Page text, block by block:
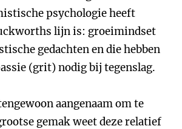
psychologie heeft
lijn is: groeimindset
gedachten en die hebben
(grit) nodig bij tegenslag.
aangenaam om te
gemak weet deze relatief